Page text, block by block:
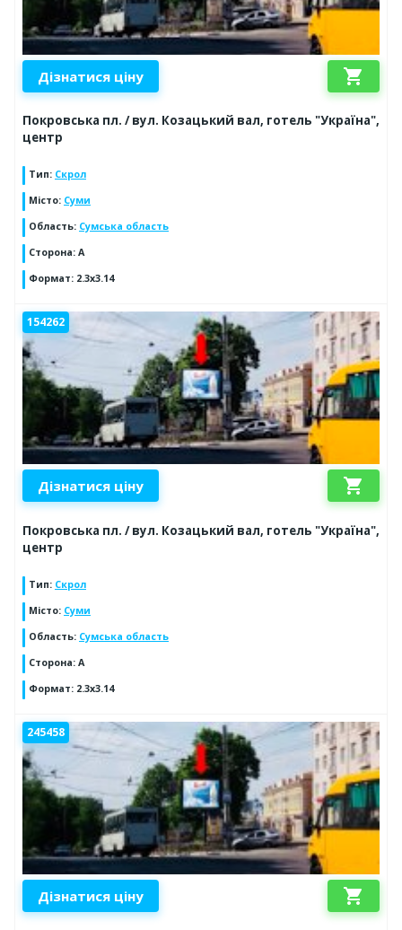
Дізнатися ціну shopping_cart
Покровська пл. / вул. Козацький вал, готель "Україна",
центр
Тип: Скрол
Місто: Суми
Область: Сумська область
Сторона: A
Формат: 2.3x3.14
154262
Дізнатися ціну shopping_cart
Покровська пл. / вул. Козацький вал, готель "Україна",
центр
Тип: Скрол
Місто: Суми
Область: Сумська область
Сторона: A
Формат: 2.3x3.14
245458
Дізнатися ціну shopping_cart